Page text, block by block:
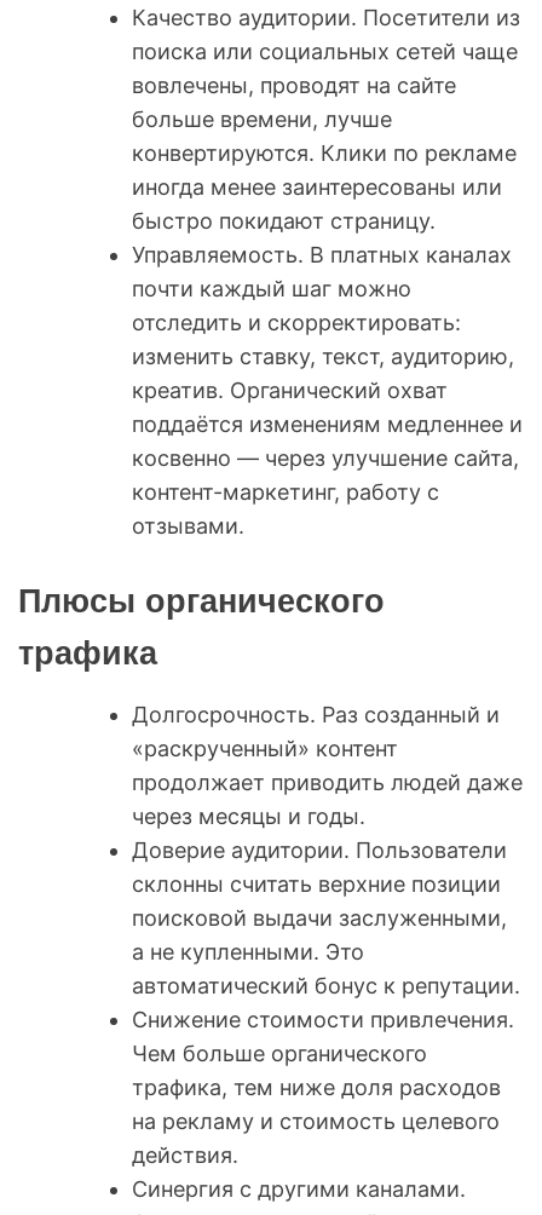
Качество аудитории. Посетители из
поиска или социальных сетей чаще
вовлечены, проводят на сайте
больше времени, лучше
конвертируются. Клики по рекламе
иногда менее заинтересованы или
быстро покидают страницу.
Управляемость. В платных каналах
почти каждый шаг можно
отследить и скорректировать:
изменить ставку, текст, аудиторию,
креатив. Органический охват
поддаётся изменениям медленнее и
косвенно — через улучшение сайта,
контент-маркетинг, работу с
отзывами.
Плюсы органического
трафика
Долгосрочность. Раз созданный и
«раскрученный» контент
продолжает приводить людей даже
через месяцы и годы.
Доверие аудитории. Пользователи
склонны считать верхние позиции
поисковой выдачи заслуженными,
а не купленными. Это
автоматический бонус к репутации.
Снижение стоимости привлечения.
Чем больше органического
трафика, тем ниже доля расходов
на рекламу и стоимость целевого
действия.
Синергия с другими каналами.